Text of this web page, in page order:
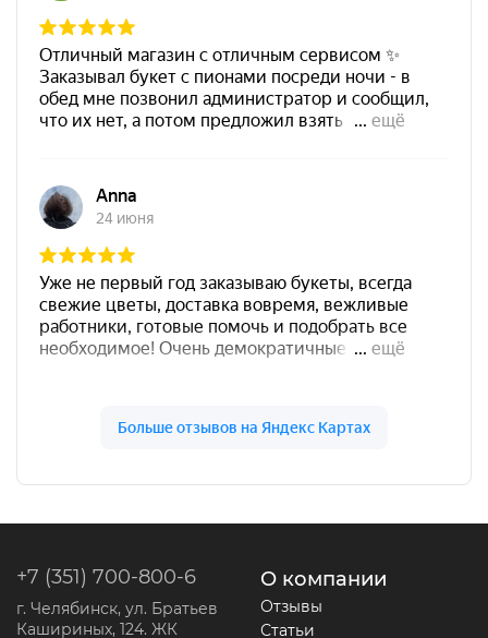
+7 (351) 700-800-6
г. Челябинск, ул. Братьев
Кашириных, 124. ЖК
О компании
Отзывы
Статьи